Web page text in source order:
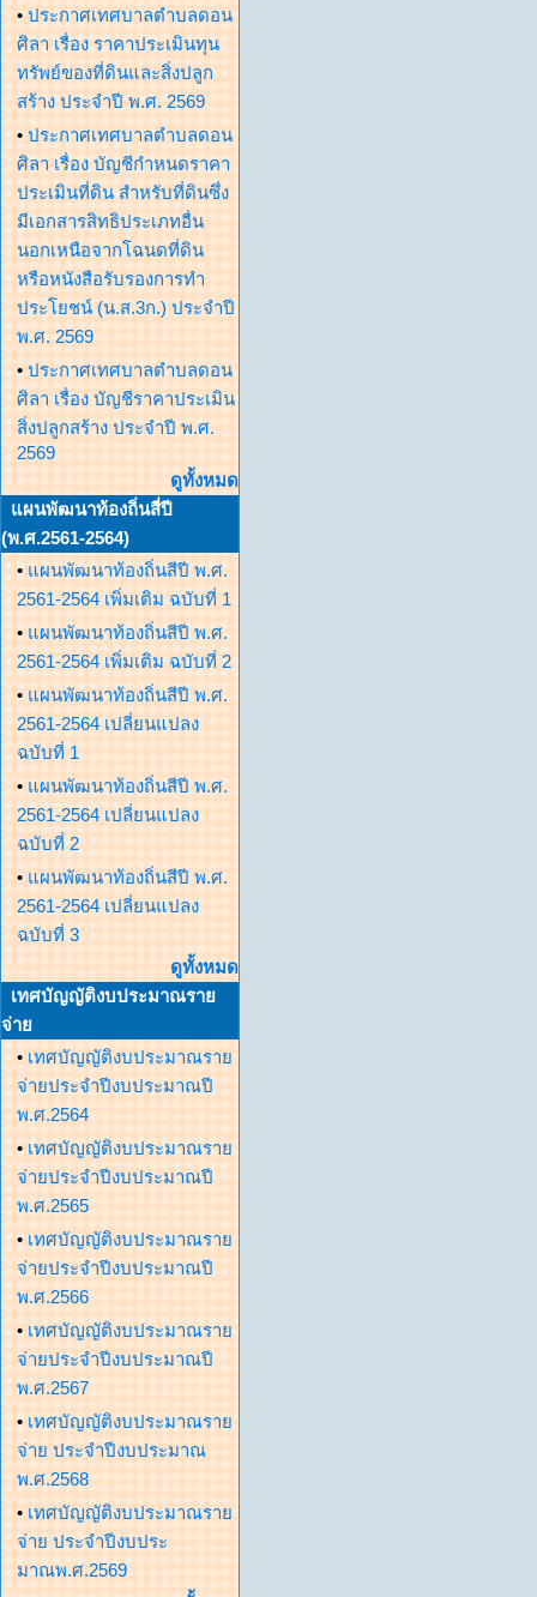
• ประกาศเทศบาลตำบลดอน
ศิลา เรื่อง ราคาประเมินทุน
ทรัพย์ของที่ดินและสิ่งปลูก
สร้าง ประจำปี พ.ศ. 2569
• ประกาศเทศบาลตำบลดอน
ศิลา เรื่อง บัญชีกำหนดราคา
ประเมินที่ดิน สำหรับที่ดินซึ่ง
มีเอกสารสิทธิประเภทอื่น
นอกเหนือจากโฉนดที่ดิน
หรือหนังสือรับรองการทำ
ประโยชน์ (น.ส.3ก.) ประจำปี
พ.ศ. 2569
• ประกาศเทศบาลตำบลดอน
ศิลา เรื่อง บัญชีราคาประเมิน
สิ่งปลูกสร้าง ประจำปี พ.ศ.
2569
ดูทั้งหมด
แผนพัฒนาท้องถิ่นสี่ปี
(พ.ศ.2561-2564)
• แผนพัฒนาท้องถิ่นสีปี พ.ศ.
2561-2564 เพิ่มเติม ฉบับที่ 1
• แผนพัฒนาท้องถิ่นสีปี พ.ศ.
2561-2564 เพิ่มเติม ฉบับที่ 2
• แผนพัฒนาท้องถิ่นสีปี พ.ศ.
2561-2564 เปลี่ยนแปลง
ฉบับที่ 1
• แผนพัฒนาท้องถิ่นสีปี พ.ศ.
2561-2564 เปลี่ยนแปลง
ฉบับที่ 2
• แผนพัฒนาท้องถิ่นสีปี พ.ศ.
2561-2564 เปลี่ยนแปลง
ฉบับที่ 3
ดูทั้งหมด
เทศบัญญัติงบประมาณราย
จ่าย
• เทศบัญญัติงบประมาณราย
จ่ายประจำปีงบประมาณปี
พ.ศ.2564
• เทศบัญญัติงบประมาณราย
จ่ายประจำปีงบประมาณปี
พ.ศ.2565
• เทศบัญญัติงบประมาณราย
จ่ายประจำปีงบประมาณปี
พ.ศ.2566
• เทศบัญญัติงบประมาณราย
จ่ายประจำปีงบประมาณปี
พ.ศ.2567
• เทศบัญญัติงบประมาณราย
จ่าย ประจำปีงบประมาณ
พ.ศ.2568
• เทศบัญญัติงบประมาณราย
จ่าย ประจำปีงบประ
มาณพ.ศ.2569